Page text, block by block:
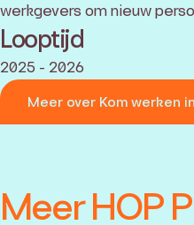
werkgevers om nieuw
Looptijd
2025 - 2026
Meer over Kom werken
Meer HOP